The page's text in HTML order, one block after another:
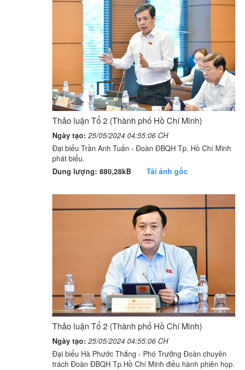
Thảo luận Tổ 2 (Thành phố Hồ Chí Minh)
Ngày tạo: 25/05/2024 04:55:06 CH
Đại biểu Trần Anh Tuấn - Đoàn ĐBQH Tp. Hồ Chí Minh
phát biểu.
Dung lượng: 880,28kB
Tải ảnh gốc
Thảo luận Tổ 2 (Thành phố Hồ Chí Minh)
Ngày tạo: 25/05/2024 04:55:06 CH
Đại biểu Hà Phước Thắng - Phó Trưởng Đoàn chuyên
trách Đoàn ĐBQH Tp.Hồ Chí Minh điều hành phiên họp.